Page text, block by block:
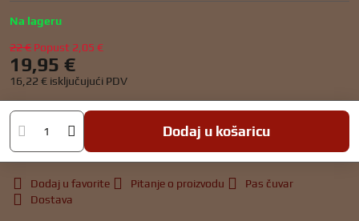
Na lageru
22 € Popust 2,05 €
19,95 €
16,22 € isključujući PDV
Dodaj u košaricu
Dodaj u favorite Pitanje o proizvodu
Pas čuvar
Dostava